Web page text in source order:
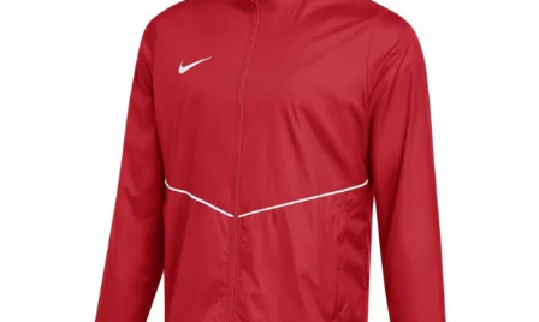
Bas de survêtement
Shorts & Chaussettes
Vêtements techniques
Sac & Bagagerie
Accessoires entrainement
Créer une boutique club
Boutiques clubs